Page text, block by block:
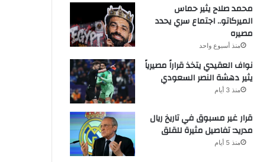
محمد صلاح يثير حماس
الميركاتو.. اجتماع سري يحدد
مصيره
منذ أسبوع واحد
نواف العقيدي يتخذ قراراً مصيرياً
يثير دهشة النصر السعودي
منذ 3 أيام
قرار غير مسبوق في تاريخ ريال
مدريد: تفاصيل مثيرة للقلق
منذ 5 أيام